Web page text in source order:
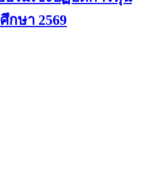
กษา 2569